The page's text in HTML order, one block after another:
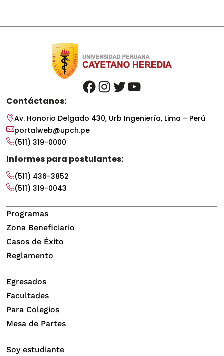
facebook instagram twitter youtube
Contáctanos:
Av. Honorio Delgado 430, Urb Ingeniería, Lima – Perú
portalweb@upch.pe
(511) 319-0000
Informes para postulantes:
(511) 436-3852
(511) 319-0043
Programas
Zona Beneficiario
Casos de Éxito
Reglamento
Egresados
Facultades
Para Colegios
Mesa de Partes
Soy estudiante